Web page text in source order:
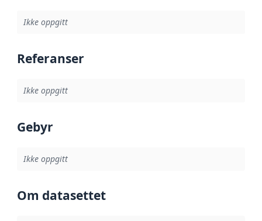
Ikke oppgitt
Referanser
Ikke oppgitt
Gebyr
Ikke oppgitt
Om datasettet